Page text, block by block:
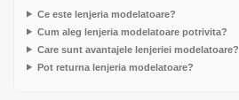
Ce este lenjeria modelatoare?
Cum aleg lenjeria modelatoare potrivita?
Care sunt avantajele lenjeriei modelatoare?
Pot returna lenjeria modelatoare?